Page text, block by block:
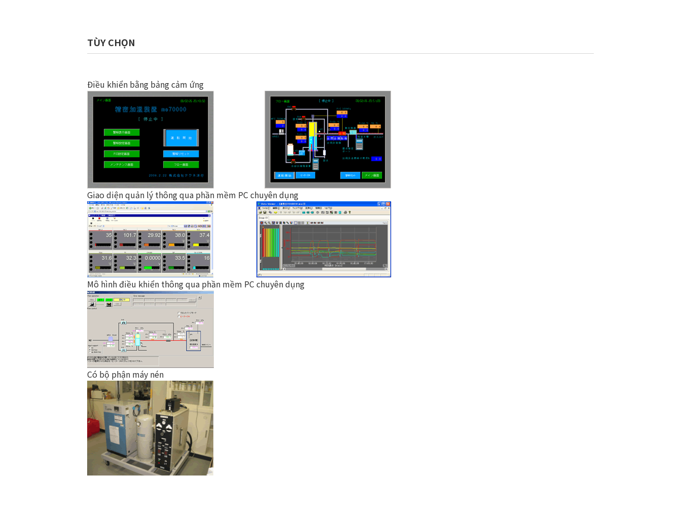
TÙY CHỌN
Điều khiển bằng bảng cảm ứng
Giao diện quản lý thông qua phần mềm PC chuyên dụng
Mô hình điều khiển thông qua phần mềm PC chuyên dụng
Có bộ phận máy nén